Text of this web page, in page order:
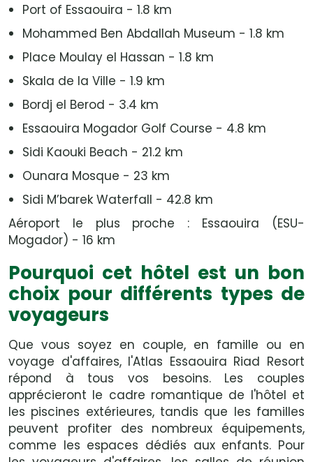
Port of Essaouira - 1.8 km
Mohammed Ben Abdallah Museum - 1.8 km
Place Moulay el Hassan - 1.8 km
Skala de la Ville - 1.9 km
Bordj el Berod - 3.4 km
Essaouira Mogador Golf Course - 4.8 km
Sidi Kaouki Beach - 21.2 km
Ounara Mosque - 23 km
Sidi M’barek Waterfall - 42.8 km
Aéroport le plus proche : Essaouira (ESU-
Mogador) - 16 km
Pourquoi cet hôtel est un bon
choix pour différents types de
voyageurs
Que vous soyez en couple, en famille ou en
voyage d'affaires, l'Atlas Essaouira Riad Resort
répond à tous vos besoins. Les couples
apprécieront le cadre romantique de l'hôtel et
les piscines extérieures, tandis que les familles
peuvent profiter des nombreux équipements,
comme les espaces dédiés aux enfants. Pour